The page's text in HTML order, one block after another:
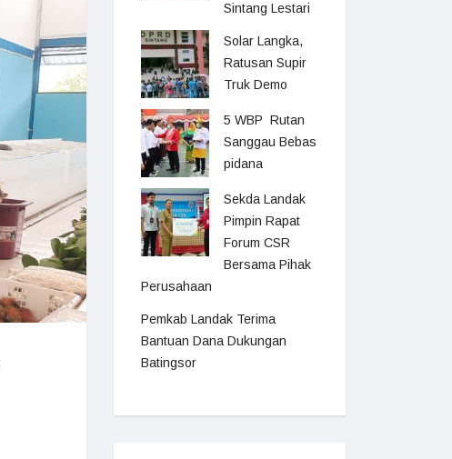
Sintang Lestari
Solar Langka,
Ratusan Supir
Truk Demo
5 WBP Rutan
Sanggau Bebas
pidana
Sekda Landak
Pimpin Rapat
Forum CSR
Bersama Pihak
Perusahaan
Pemkab Landak Terima
Bantuan Dana Dukungan
Batingsor